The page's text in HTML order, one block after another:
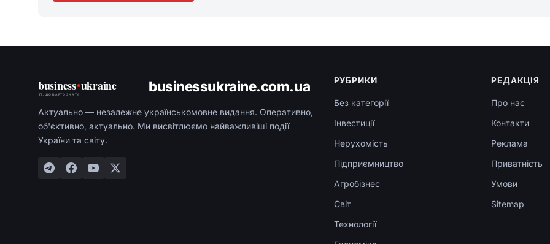
business•ukraine
ТЕ, ЩО ВАРТО ЗНАТИ businessukraine.com.ua
Актуально — незалежне українськомовне видання. Оперативно,
об'єктивно, актуально. Ми висвітлюємо найважливіші події
України та світу.
РУБРИКИ
Без категорії
Інвестиції
Нерухомість
Підприємництво
Агробізнес
Світ
Технології
РЕДАКЦІЯ
Про нас
Контакти
Реклама
Приватність
Умови
Sitemap